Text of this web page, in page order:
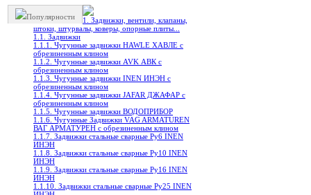
Популярности
1. Задвижки, вентили, клапаны,
штоки, штурвалы, коверы, опорные плиты...
1.1. Задвижки
1.1.1. Чугунные задвижки HAWLE ХАВЛЕ с
обрезиненным клином
1.1.2. Чугунные задвижки AVK АВК с
обрезиненным клином
1.1.3. Чугунные задвижки INEN ИНЭН c
обрезиненным клином
1.1.4. Чугунные задвижки JAFAR ДЖАФАР с
обрезиненным клином
1.1.5. Чугунные задвижки ВОДОПРИБОР
1.1.6. Чугунные Задвижки VAG ARMATUREN
ВАГ АРМАТУРЕН с обрезиненным клином
1.1.7. Задвижки стальные сварные Ру6 INEN
ИНЭН
1.1.8. Задвижки стальные сварные Ру10 INEN
ИНЭН
1.1.9. Задвижки стальные сварные Ру16 INEN
ИНЭН
1.1.10. Задвижки стальные сварные Ру25 INEN